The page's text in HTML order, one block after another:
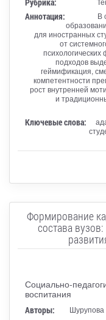
Аннотация:
В
для иностранных
от
подходов
геймификация,
компетентности
рост внутренней
и
Ключевые слова:
Формирование
состава
Социально-
воспитания
Авторы:
Шурупова